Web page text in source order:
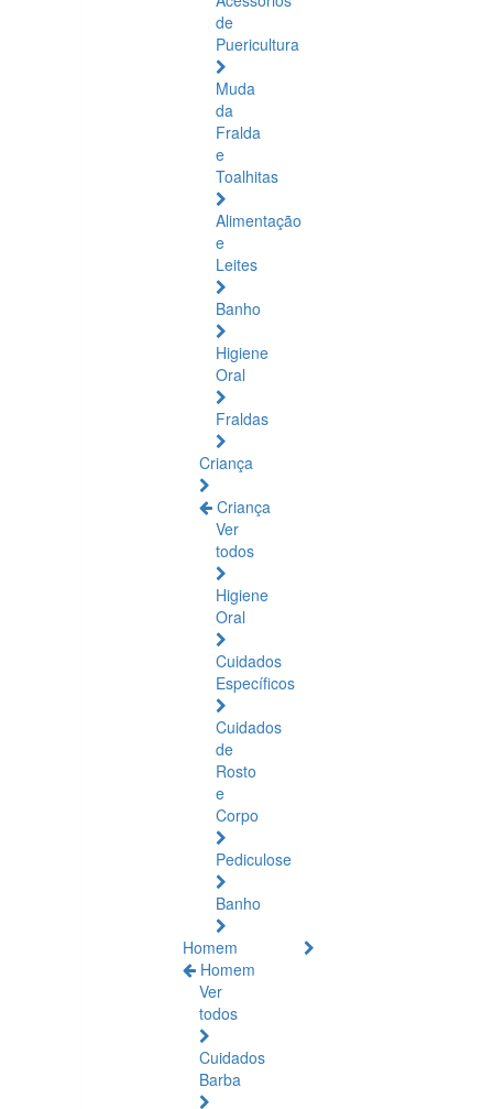
de
Puericultura
Muda
da
Fralda
e
Toalhitas
Alimentação
e
Leites
Banho
Higiene
Oral
Fraldas
Criança
Criança
Ver
todos
Higiene
Oral
Cuidados
Específicos
Cuidados
de
Rosto
e
Corpo
Pediculose
Banho
Homem
Homem
Ver
todos
Cuidados
Barba